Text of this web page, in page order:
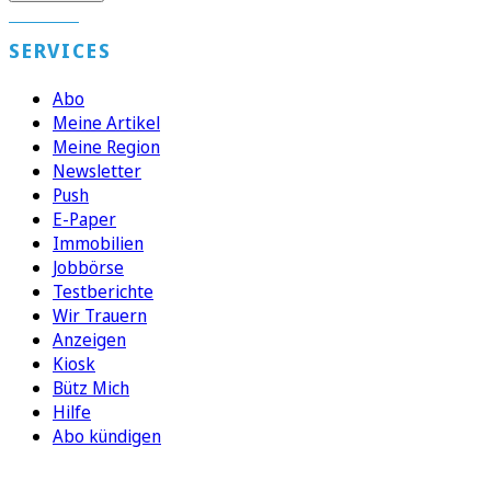
SERVICES
Abo
Meine Artikel
Meine Region
Newsletter
Push
E-Paper
Immobilien
Jobbörse
Testberichte
Wir Trauern
Anzeigen
Kiosk
Bütz Mich
Hilfe
Abo kündigen